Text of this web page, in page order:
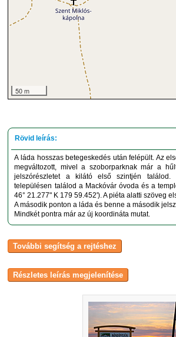
50 m
A láda hosszas betegeskedés után felépült. Az
megváltozott, mivel a szoborparknak már a
jelszórészletet a kilátó első szintjén
településen találod a Mackóvár óvoda és a
46° 21.277" K 179 59.452'). A piéta alatti szöveg
A második ponton a láda és benne a második
Mindkét pontra már az új koordináta mutat.